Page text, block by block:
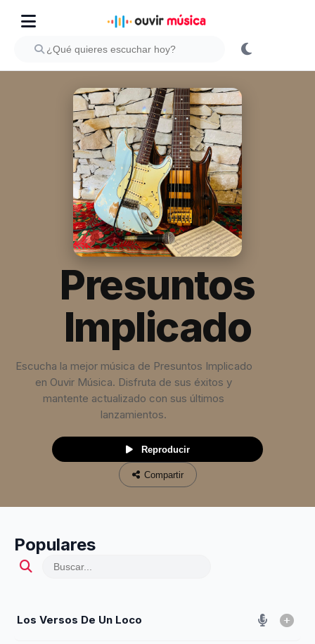
Presuntos
Implicado
Escucha la mejor música de Presuntos Implicado
en Ouvir Música. Disfruta de sus éxitos y
mantente actualizado con sus últimos
lanzamientos.
Reproducir
Compartir
Populares
Los Versos De Un Loco